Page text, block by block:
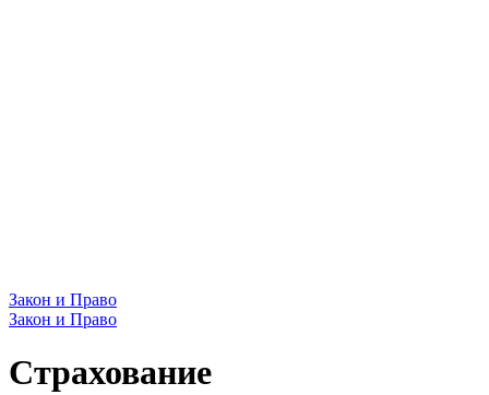
Закон и Право
Закон и Право
Страхование